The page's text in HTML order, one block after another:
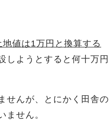
値は1万円と換算する
しようとすると何十万円
せんが、とにかく田舎の
ません。